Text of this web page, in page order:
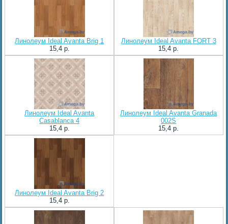
Линолеум Ideal Avanta Brig 1
15,4 p.
Линолеум Ideal Avanta FORT 3
15,4 p.
Линолеум Ideal Avanta
Casablanca 4
15,4 p.
Линолеум Ideal Avanta Granada
002S
15,4 p.
Линолеум Ideal Avanta Brig 2
15,4 p.